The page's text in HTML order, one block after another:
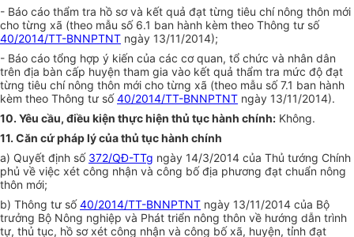
- Báo cáo thẩm tra hồ sơ và kết quả đạt từng tiêu chí nông thôn mới
cho từng xã (theo mẫu số 6.1 ban hành kèm theo Thông tư số
40/2014/TT-BNNPTNT ngày 13/11/2014);
- Báo cáo tổng hợp ý kiến của các cơ quan, tổ chức và nhân dân
trên địa bàn cấp huyện tham gia vào kết quả thẩm tra mức độ đạt
từng tiêu chí nông thôn mới cho từng xã (theo mẫu số 7.1 ban hành
kèm theo Thông tư số40/2014/TT-BNNPTNT ngày 13/11/2014).
10. Yêu cầu, điều kiện thực hiện thủ tục hành chính: Không.
11. Căn cứ pháp lý của thủ tục hành chính
a) Quyết định số 372/QĐ-TTg ngày 14/3/2014 của Thủ tướng Chính
phủ về việc xét công nhận và công bố địa phương đạt chuẩn nông
thôn mới;
b) Thông tư số40/2014/TT-BNNPTNT ngày 13/11/2014 của Bộ
trưởng Bộ Nông nghiệp và Phát triển nông thôn về hướng dẫn trình
tự, thủ tục, hồ sơ xét công nhận và công bố xã, huyện, tỉnh đạt